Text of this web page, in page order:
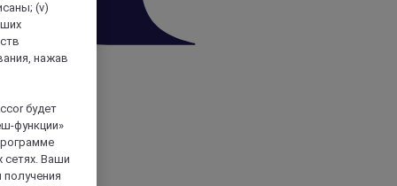
(v)
нажав
будет
функции»
сетях. Ваши